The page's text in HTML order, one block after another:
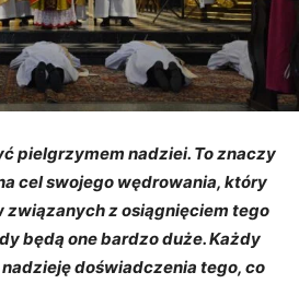
pielgrzymem nadziei. To znaczy
cel swojego wędrowania, który
związanych z osiągnięciem tego
będą one bardzo duże. Każdy
doświadczenia tego, co